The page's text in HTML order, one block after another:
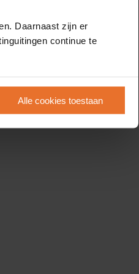
Daarnaast zijn er
continue te
Alle cookies toestaan